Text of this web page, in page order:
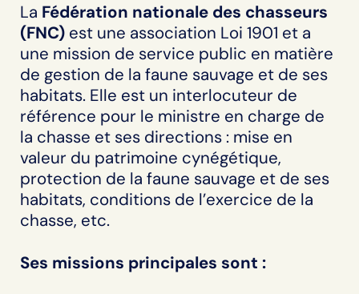
La Fédération nationale des chasseurs
(FNC) est une association Loi 1901 et a
une mission de service public en matière
de gestion de la faune sauvage et de ses
habitats. Elle est un interlocuteur de
référence pour le ministre en charge de
la chasse et ses directions : mise en
valeur du patrimoine cynégétique,
protection de la faune sauvage et de ses
habitats, conditions de l’exercice de la
chasse, etc.
Ses missions principales sont :